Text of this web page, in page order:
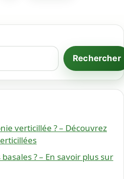
Rechercher
verticillée ? – Découvrez
? – En savoir plus sur